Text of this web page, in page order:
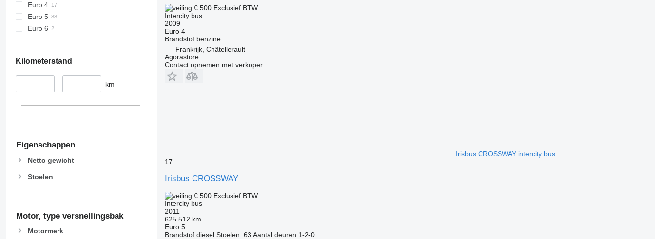
Euro 4
Euro 5
Euro 6
Kilometerstand
– km
Eigenschappen
Netto gewicht
Stoelen
Motor, type versnellingsbak
Motormerk
€ 500 Exclusief BTW
Intercity bus
2009
Euro 4
Brandstof benzine
Frankrijk, Châtellerault
Agorastore
Contact opnemen met verkoper
Irisbus CROSSWAY intercity bus
17
Irisbus CROSSWAY
€ 500 Exclusief BTW
Intercity bus
2011
625.512 km
Euro 5
Brandstof diesel Stoelen 63 Aantal deuren 1-2-0